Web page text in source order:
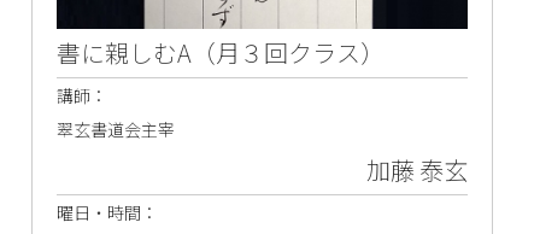
書に親しむA（月３回クラス）
講師：
翠玄書道会主宰
加藤 泰玄
曜日・時間：